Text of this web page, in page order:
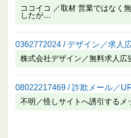
ココイコ ／取材 営業ではなく
したが…
0362772024 / デザイン／求人
株式会社デザイン／無料求人
08022217469 / 詐欺メール／
不明／怪しサイトへ誘引する